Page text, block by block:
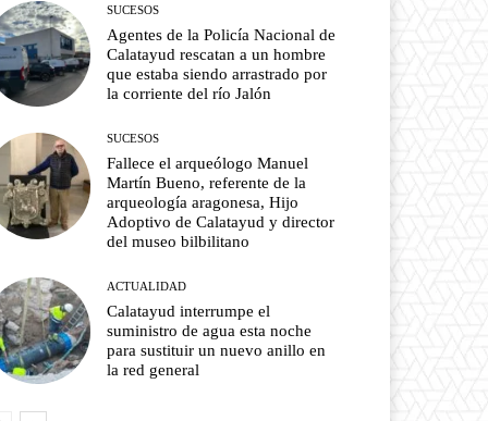
SUCESOS
Agentes de la Policía Nacional de
Calatayud rescatan a un hombre
que estaba siendo arrastrado por
la corriente del río Jalón
SUCESOS
Fallece el arqueólogo Manuel
Martín Bueno, referente de la
arqueología aragonesa, Hijo
Adoptivo de Calatayud y director
del museo bilbilitano
ACTUALIDAD
Calatayud interrumpe el
suministro de agua esta noche
para sustituir un nuevo anillo en
la red general